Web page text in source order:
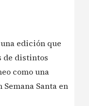
edición que
de distintos
como una
Santa en